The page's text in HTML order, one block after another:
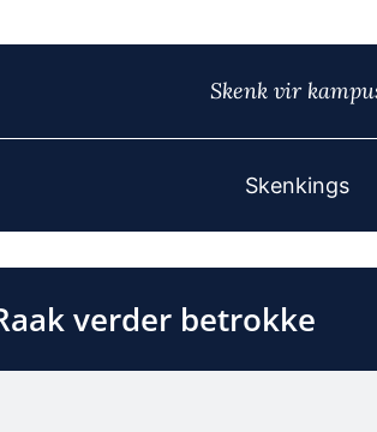
Skenk vir
Skenkings
verder betrokke